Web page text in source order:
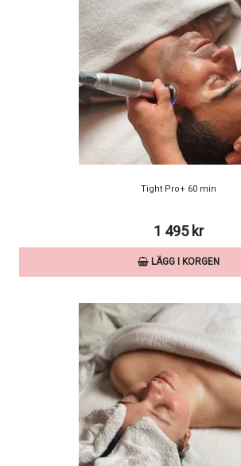
Tight Pro+ 60 min
1 495 kr
LÄGG I KORGEN